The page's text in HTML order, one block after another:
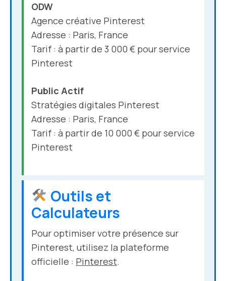
ODW
Agence créative Pinterest
Adresse : Paris, France
Tarif : à partir de 3 000 € pour service
Pinterest
Public Actif
Stratégies digitales Pinterest
Adresse : Paris, France
Tarif : à partir de 10 000 € pour service
Pinterest
Outils et
Calculateurs
Pour optimiser votre présence sur
Pinterest, utilisez la plateforme
officielle : Pinterest.